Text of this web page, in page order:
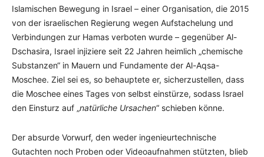
Islamischen Bewegung in Israel – einer Organisation, die 2015
von der israelischen Regierung wegen Aufstachelung und
Verbindungen zur Hamas verboten wurde – gegenüber Al-
Dschasira, Israel injiziere seit 22 Jahren heimlich „chemische
Substanzen“ in Mauern und Fundamente der Al-Aqsa-
Moschee. Ziel sei es, so behauptete er, sicherzustellen, dass
die Moschee eines Tages von selbst einstürze, sodass Israel
den Einsturz auf „natürliche Ursachen“ schieben könne.
Der absurde Vorwurf, den weder ingenieurtechnische
Gutachten noch Proben oder Videoaufnahmen stützten, blieb